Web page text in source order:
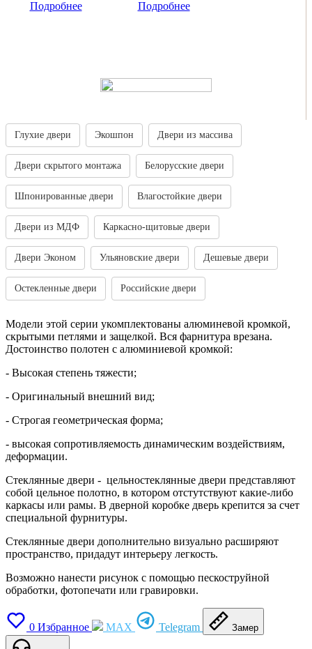
Подробнее
Подробнее
Глухие двери Экошпон Двери из массива
Двери скрытого монтажа Белорусские двери
Шпонированные двери Влагостойкие двери
Двери из МДФ Каркасно-щитовые двери
Двери Эконом Ульяновские двери Дешевые двери
Остекленные двери Российские двери
Модели этой серии укомплектованы алюминевой кромкой,
скрытыми петлями и защелкой. Вся фарнитура врезана.
Достоинство полотен с алюминиевой кромкой:
- Высокая степень тяжести;
- Оригинальный внешний вид;
- Строгая геометрическая форма;
- высокая сопротивляемость динамическим воздействиям,
деформации.
Стеклянные двери - цельностеклянные двери представляют
собой цельное полотно, в котором отстутствуют какие-либо
каркасы или рамы. В дверной коробке дверь крепится за счет
специальной фурнитуры.
Стеклянные двери дополнительно визуально расширяют
пространство, придадут интерьеру легкость.
Возможно нанести рисунок с помощью пескоструйной
обработки, фотопечати или гравировки.
0 Избранное MAX Telegram Замер